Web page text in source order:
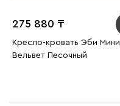
275 880
Кресло-кровать Эби Мини
Вельвет Песочный